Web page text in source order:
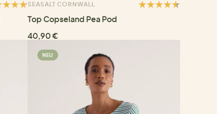
SEASALT CORNWALL
Top Copseland Pea Pod
40,90 €
NEU